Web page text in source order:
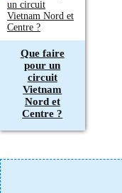
Que faire
pour un
circuit
Vietnam
Nord et
Centre ?